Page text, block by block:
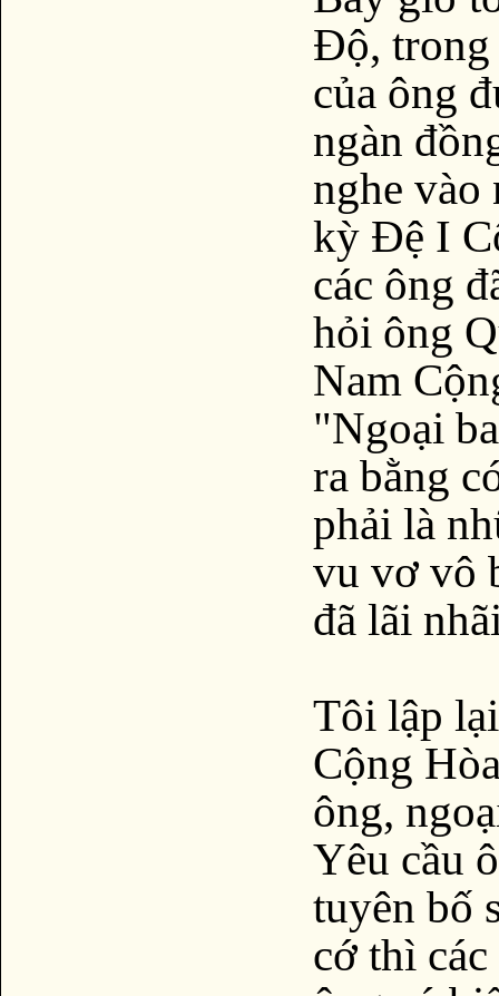
Độ, trong
của ông
ngàn
nghe vào
kỳ Đệ I
các ông
hỏi ông
Nam
"Ngoại
ra bằng
phải là
vu vơ vô
đã lãi
Tôi lập
Cộng
ông,
Yêu cầu
tuyên bố
cớ thì